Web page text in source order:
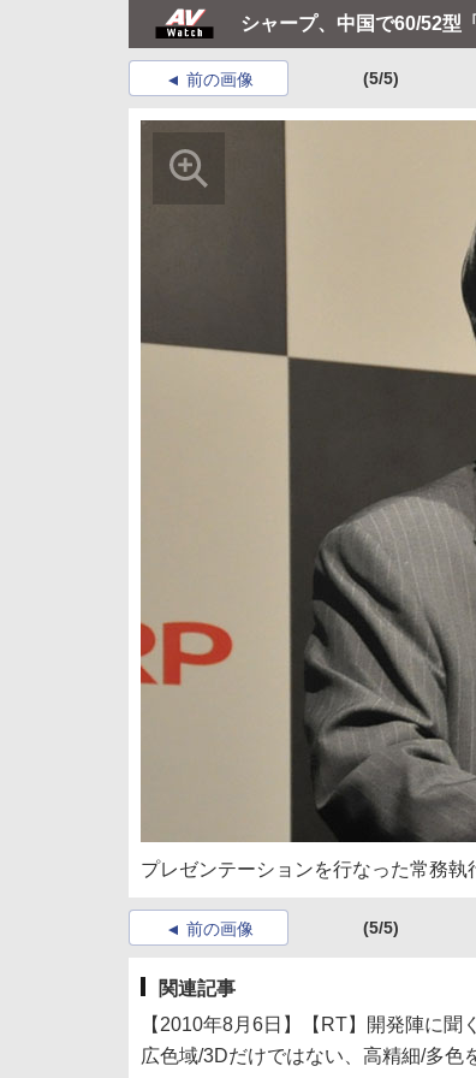
シャープ、中国で60/52型
前の画像 (5/5)
プレゼンテーションを行なった常務
前の画像 (5/5)
関連記事
【2010年8月6日】【RT】開発陣に
広色域/3Dだけではない、高精細/多色